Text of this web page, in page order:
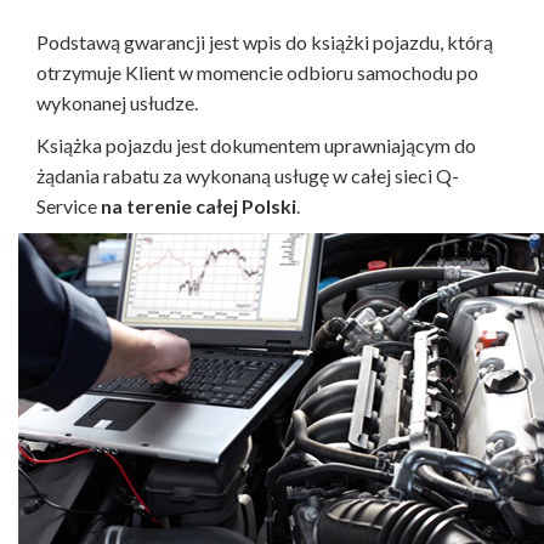
Podstawą gwarancji jest wpis do książki pojazdu, którą
otrzymuje Klient w momencie odbioru samochodu po
wykonanej usłudze.
Książka pojazdu jest dokumentem uprawniającym do
żądania rabatu za wykonaną usługę w całej sieci Q-
Service na terenie całej Polski.